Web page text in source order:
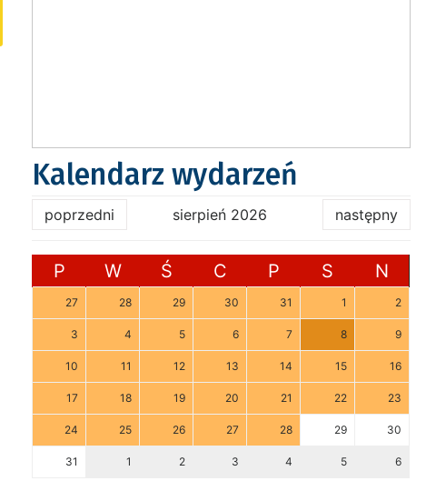
Kalendarz wydarzeń
poprzedni sierpień 2026 następny
P W Ś C P S N
27 28 29 30 31 1 2
3 4 5 6 7 8 9
10 11 12 13 14 15 16
17 18 19 20 21 22 23
24 25 26 27 28 29 30
31 1 2 3 4 5 6